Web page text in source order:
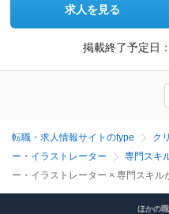
求人を見る
掲載終了予定日：
転職・求人情報サイトのtype ク
ー・イラストレーター
専門スキ
ー・イラストレーター × 専門スキ
ほかの